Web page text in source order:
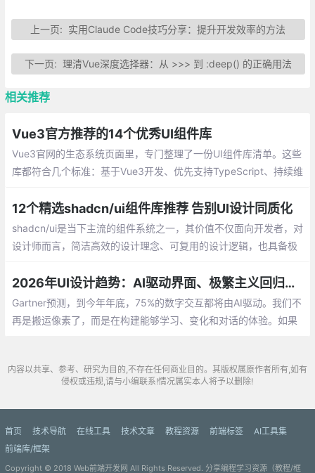
上一页: 实用Claude Code技巧分享：提升开发效率的方法
下一页: 理清Vue深度选择器：从 >>> 到 :deep() 的正确用法
相关推荐
Vue3官方推荐的14个优秀UI组件库
Vue3官网的生态系统页面里，专门整理了一份UI组件库清单。这些
库都符合几个标准：基于Vue3开发、优先支持TypeScript、持续维
用场景。
12个精选shadcn/ui组件库推荐 告别UI设计同质化
shadcn/ui是当下主流的组件系统之一，其价值不仅面向开发者，对
设计师而言，简洁高效的设计理念、可复用的设计逻辑，也具备极
式，无需安装额外依赖
2026年UI设计趋势：AI驱动界面、极繁主义回归、设计与开发界限消失
Gartner预测，到今年年底，75%的数字交互都将由AI驱动。我们不
再是搬运像素了，而是在构建能够学习、变化和对话的体验。如果
内容以共享、参考、研究为目的,不存在任何商业目的。其版权属原作者所有,如有
侵权或违规,请与小编联系!情况属实本人将予以删除!
首页 技术导航 在线工具 技术文章 教程资源 前端标签
AI工具集
前端库/框架